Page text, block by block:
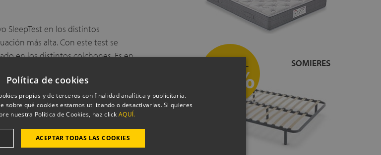
SleepTest en los distintos
más alta. Con este test se
en los distintos colchones. Es en
convencional y un colchón
, si está interesado en realizar uno con
897 956.
Exprés
con distintos grados de
HASTA EL
55%
SOMIERES
Política de cookies
propias y de terceros con finalidad analítica y publicitaria.
sobre qué cookies estamos utilizando o desactivarlas. Si quieres
nuestra Política de Cookies, haz click AQUÍ.
ACEPTAR TODAS LAS COOKIES